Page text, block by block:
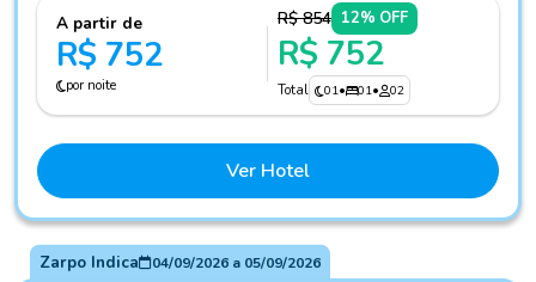
A partir de
R$ 752
por noite
R$ 854 12% OFF
R$ 752
Total 01• 01• 02
Ver Hotel
Zarpo Indica 04/09/2026a 05/09/2026